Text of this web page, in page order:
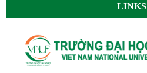
LINKS